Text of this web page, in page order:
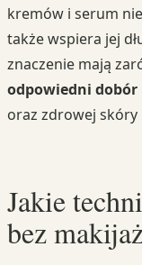
kremów i serum
także wspiera jej
znaczenie mają
odpowiedni
oraz zdrowej skóry
Jakie
bez